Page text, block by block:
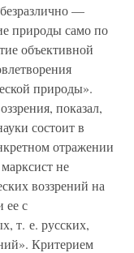
—
природы само по
объективной
природы».
показал,
состоит в
отражении
не
воззрений на
ее с
т. е. русских,
Критерием